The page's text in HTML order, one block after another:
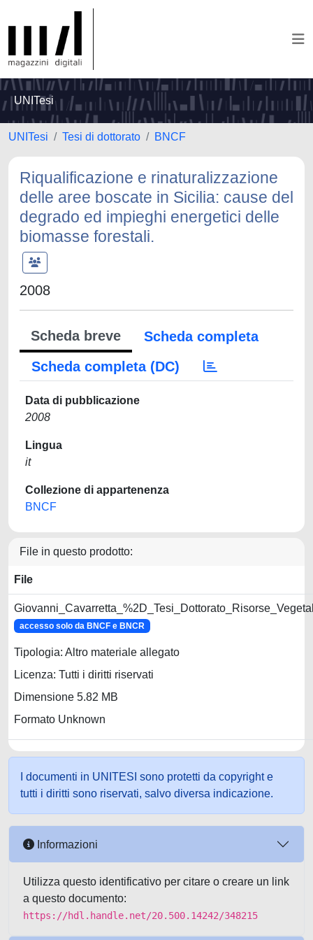
UNITesi
UNITesi Tesi di dottorato BNCF
Riqualificazione e rinaturalizzazione
delle aree boscate in Sicilia: cause del
degrado ed impieghi energetici delle
biomasse forestali.
2008
Scheda breve
Scheda completa
Scheda completa (DC)
Data di pubblicazione
2008
Lingua
it
Collezione di appartenenza
BNCF
File in questo prodotto:
File
accesso solo da BNCF e BNCR
Tipologia: Altro materiale allegato
Licenza: Tutti i diritti riservati
Dimensione 5.82 MB
Formato Unknown
I documenti in UNITESI sono protetti da copyright e
tutti i diritti sono riservati, salvo diversa indicazione.
Informazioni
Utilizza questo identificativo per citare o creare un link
a questo documento:
https://hdl.handle.net/20.500.14242/348215